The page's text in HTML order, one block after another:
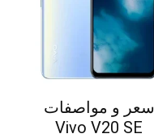
سعر و مواصفات
Vivo V20 SE